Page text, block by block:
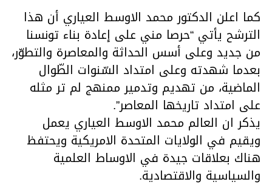
كما اعلن الدكتور محمد الاوسط العياري أن هذا
الترشح يأتي “حرصا مني على إعادة بناء تونسنا
من جديد وعلى أسس الحداثة والمعاصرة والتطوّر،
بعدما شهدته وعلى امتداد السّنوات الطّوال
الماضية، من تهديم وتدمير ممنهج لم تر مثله
على امتداد تاريخها المعاصر”.
يذكر ان العالم محمد الاوسط العياري يعمل
ويقيم في الولايات المتحدة الامريكية ويحتفظ
هناك بعلاقات جيدة في الاوساط العلمية
والسياسية والاقتصادية.